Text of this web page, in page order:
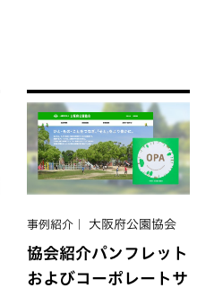
事例紹介 大阪府公園協会
協会紹介パンフレット
およびコーポレートサ